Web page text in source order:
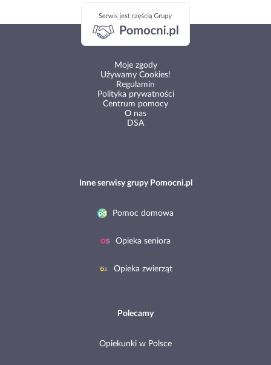
Moje zgody
Używamy Cookies!
Regulamin
Polityka prywatności
Centrum pomocy
O nas
DSA
Inne serwisy grupy Pomocni.pl
Pomoc domowa
Opieka seniora
Opieka zwierząt
Polecamy
Opiekunki w Polsce